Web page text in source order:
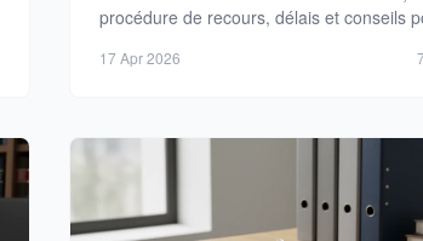
procédure de recours, délais et conseils
justice.
17 Apr 2026